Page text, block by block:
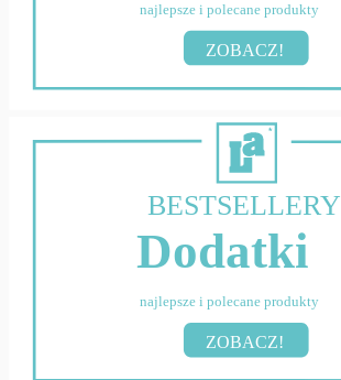
najlepsze i polecane produkty
ZOBACZ!
BESTSELLERY
Dodatki
najlepsze i polecane produkty
ZOBACZ!